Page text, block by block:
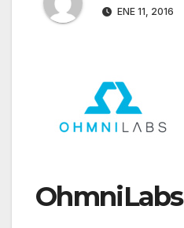
ENE 11, 2016
OhmniLabs